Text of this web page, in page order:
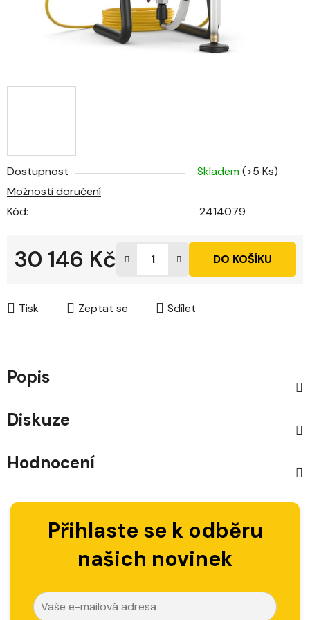
Dostupnost Skladem(>5 Ks)
Možnosti doručení
Kód:
2414079
30 146 Kč DO KOŠÍKU
Tisk Zeptat se Sdílet
Popis
Diskuze
Hodnocení
Přihlaste se k odběru
našich novinek